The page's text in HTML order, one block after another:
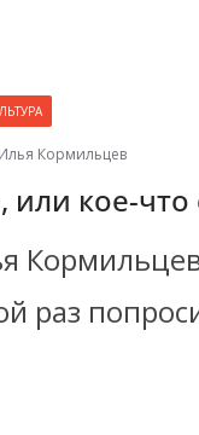
Илья Кормильцев
или кое-
раз